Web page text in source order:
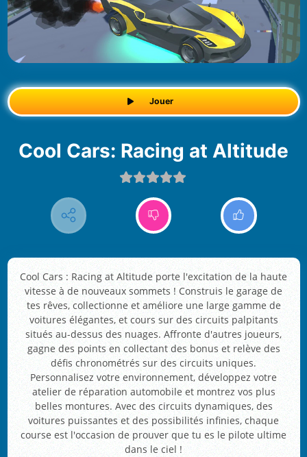
Jouer
Cool Cars: Racing at Altitude
Cool Cars : Racing at Altitude porte l'excitation de la haute
vitesse à de nouveaux sommets ! Construis le garage de
tes rêves, collectionne et améliore une large gamme de
voitures élégantes, et cours sur des circuits palpitants
situés au-dessus des nuages. Affronte d'autres joueurs,
gagne des points en collectant des bonus et relève des
défis chronométrés sur des circuits uniques.
Personnalisez votre environnement, développez votre
atelier de réparation automobile et montrez vos plus
belles montures. Avec des circuits dynamiques, des
voitures puissantes et des possibilités infinies, chaque
course est l'occasion de prouver que tu es le pilote ultime
dans le ciel !